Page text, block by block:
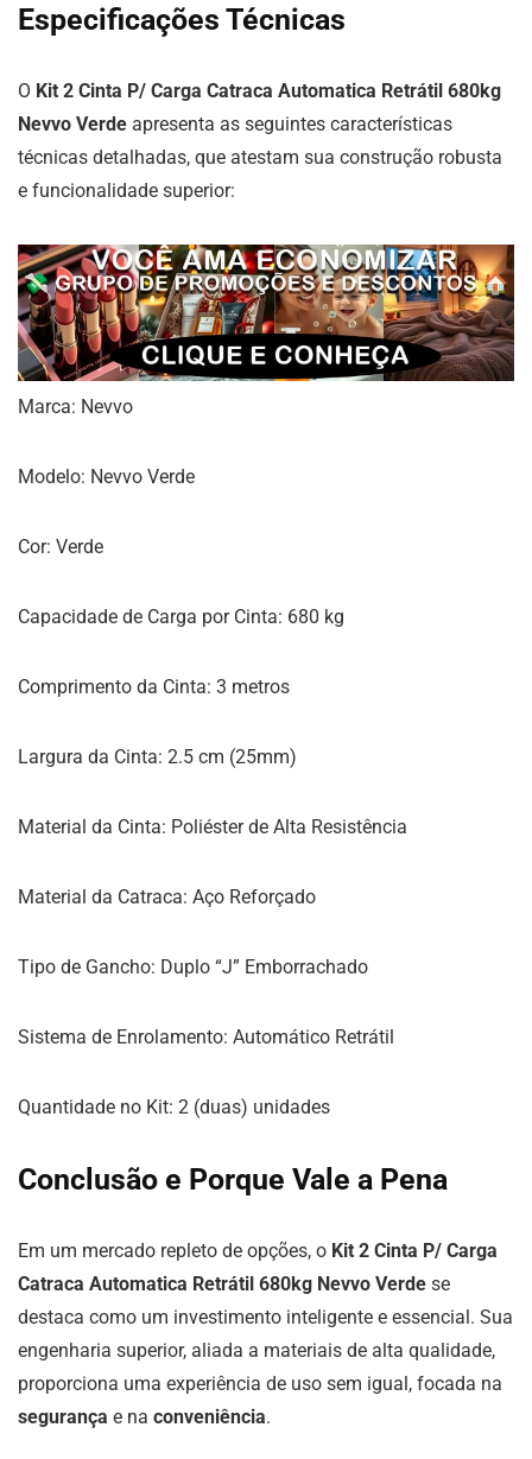
Especificações Técnicas
O Kit 2 Cinta P/ Carga Catraca Automatica Retrátil 680kg
Nevvo Verde apresenta as seguintes características
técnicas detalhadas, que atestam sua construção robusta
e funcionalidade superior:
Marca: Nevvo
Modelo: Nevvo Verde
Cor: Verde
Capacidade de Carga por Cinta: 680 kg
Comprimento da Cinta: 3 metros
Largura da Cinta: 2.5 cm (25mm)
Material da Cinta: Poliéster de Alta Resistência
Material da Catraca: Aço Reforçado
Tipo de Gancho: Duplo “J” Emborrachado
Sistema de Enrolamento: Automático Retrátil
Quantidade no Kit: 2 (duas) unidades
Conclusão e Porque Vale a Pena
Em um mercado repleto de opções, o Kit 2 Cinta P/ Carga
Catraca Automatica Retrátil 680kg Nevvo Verde se
destaca como um investimento inteligente e essencial. Sua
engenharia superior, aliada a materiais de alta qualidade,
proporciona uma experiência de uso sem igual, focada na
segurança e na conveniência.